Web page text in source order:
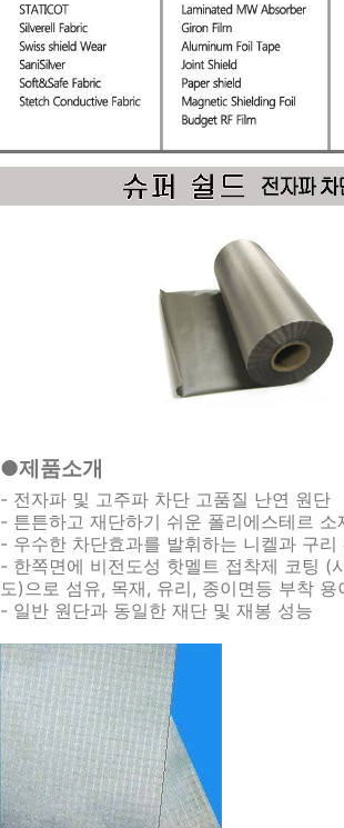
●제품소개
- 전자파 및 고주파 차단 고품질 난연 원단
- 튼튼하고 재단하기 쉬운 폴리에스테르 소
- 우수한 차단효과를 발휘하는 니켈과 구리
- 한쪽면에 비전도성 핫멜트 접착제 코팅 (
도)으로 섬유, 목재, 유리, 종이면등 부착 용
- 일반 원단과 동일한 재단 및 재봉 성능